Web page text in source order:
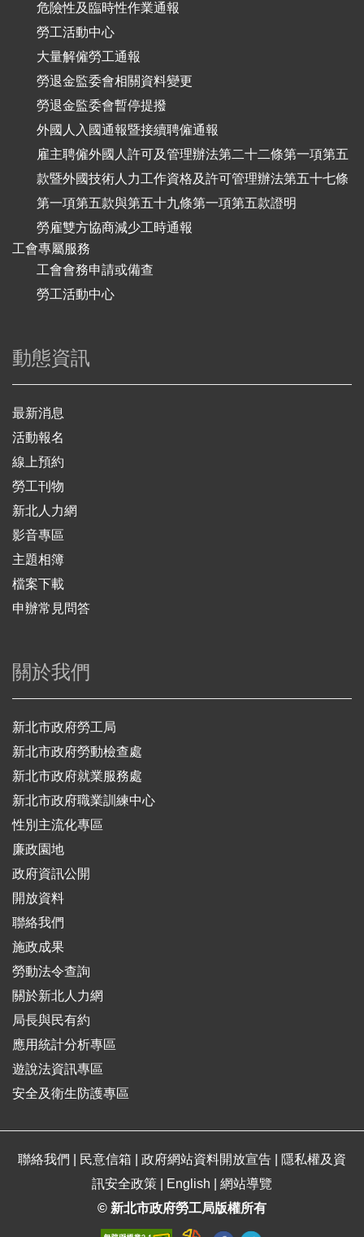
危險性及臨時性作業通報
勞工活動中心
大量解僱勞工通報
勞退金監委會相關資料變更
勞退金監委會暫停提撥
外國人入國通報暨接續聘僱通報
雇主聘僱外國人許可及管理辦法第二十二條第一項第五
款暨外國技術人力工作資格及許可管理辦法第五十七條
第一項第五款與第五十九條第一項第五款證明
勞雇雙方協商減少工時通報
工會專屬服務
工會會務申請或備查
勞工活動中心
動態資訊
最新消息
活動報名
線上預約
勞工刊物
新北人力網
影音專區
主題相簿
檔案下載
申辦常見問答
關於我們
新北市政府勞工局
新北市政府勞動檢查處
新北市政府就業服務處
新北市政府職業訓練中心
性別主流化專區
廉政園地
政府資訊公開
開放資料
聯絡我們
施政成果
勞動法令查詢
關於新北人力網
局長與民有約
應用統計分析專區
遊說法資訊專區
安全及衛生防護專區
聯絡我們 民意信箱 政府網站資料開放宣告
隱私權及資
訊安全政策
English
網站導覽
© 新北市政府勞工局版權所有